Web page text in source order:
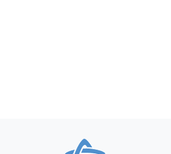
Noga strani